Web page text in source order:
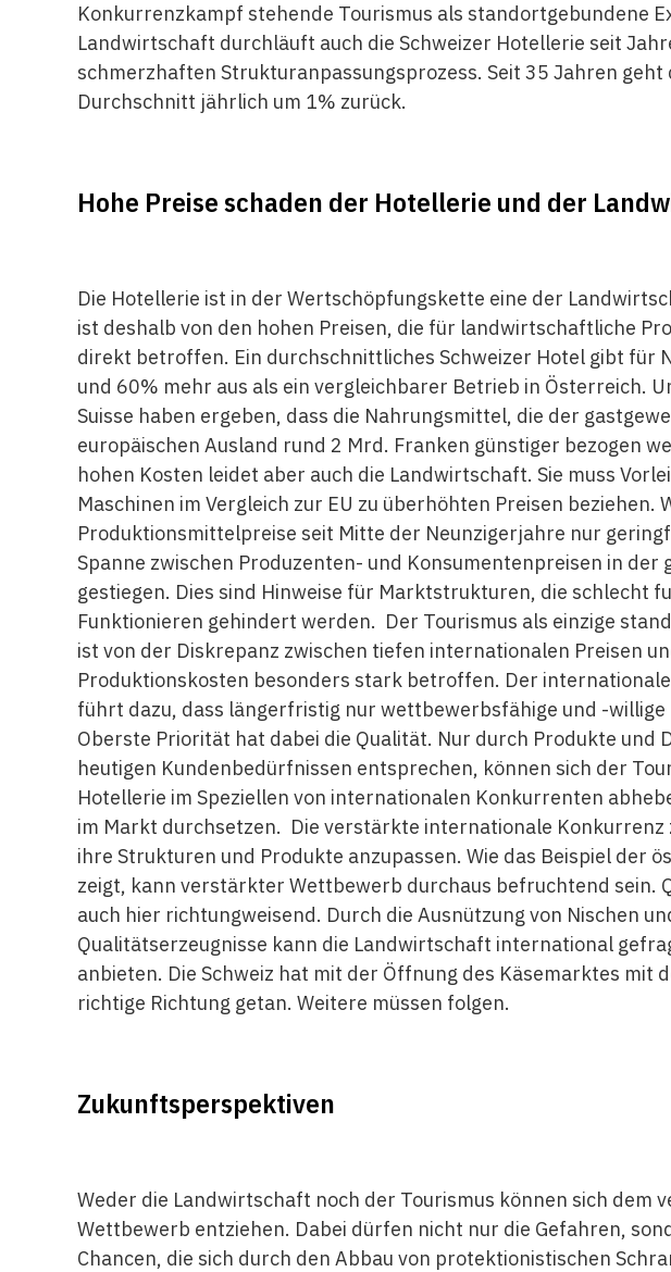
Konkurrenzkampf stehende Tourismus als standortgebundene
Landwirtschaft durchläuft auch die Schweizer Hotellerie seit
schmerzhaften Strukturanpassungsprozess. Seit 35 Jahren
Durchschnitt jährlich um 1% zurück.
Hohe Preise schaden der Hotellerie und der
Die Hotellerie ist in der Wertschöpfungskette eine der
ist deshalb von den hohen Preisen, die für landwirtschaftliche
direkt betroffen. Ein durchschnittliches Schweizer Hotel gibt für
und 60% mehr aus als ein vergleichbarer Betrieb in Österreich.
Suisse haben ergeben, dass die Nahrungsmittel, die der
europäischen Ausland rund 2 Mrd. Franken günstiger bezogen
hohen Kosten leidet aber auch die Landwirtschaft. Sie muss
Maschinen im Vergleich zur EU zu überhöhten Preisen beziehen.
Produktionsmittelpreise seit Mitte der Neunzigerjahre nur
Spanne zwischen Produzenten- und Konsumentenpreisen in der
gestiegen. Dies sind Hinweise für Marktstrukturen, die schlecht
Funktionieren gehindert werden. Der Tourismus als einzige
ist von der Diskrepanz zwischen tiefen internationalen Preisen
Produktionskosten besonders stark betroffen. Der
führt dazu, dass längerfristig nur wettbewerbsfähige und -
Oberste Priorität hat dabei die Qualität. Nur durch Produkte und
heutigen Kundenbedürfnissen entsprechen, können sich der
Hotellerie im Speziellen von internationalen Konkurrenten
im Markt durchsetzen. Die verstärkte internationale Konkurrenz
ihre Strukturen und Produkte anzupassen. Wie das Beispiel der
zeigt, kann verstärkter Wettbewerb durchaus befruchtend sein.
auch hier richtungweisend. Durch die Ausnützung von Nischen
Qualitätserzeugnisse kann die Landwirtschaft international
anbieten. Die Schweiz hat mit der Öffnung des Käsemarktes mit
richtige Richtung getan. Weitere müssen folgen.
Zukunftsperspektiven
Weder die Landwirtschaft noch der Tourismus können sich dem
Wettbewerb entziehen. Dabei dürfen nicht nur die Gefahren,
Chancen, die sich durch den Abbau von protektionistischen